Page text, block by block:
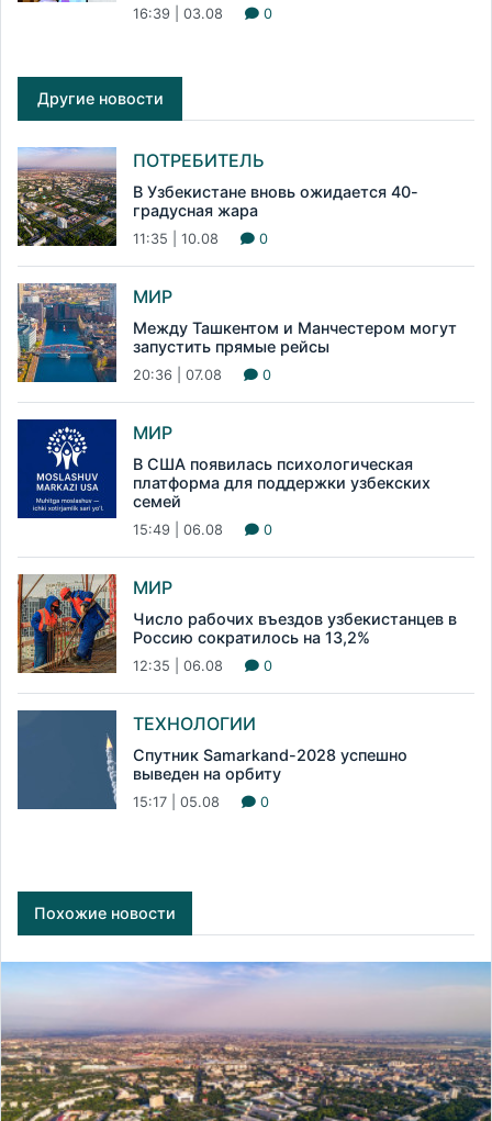
16:39 | 03.08 0
Другие новости
ПОТРЕБИТЕЛЬ
В Узбекистане вновь ожидается 40-
градусная жара
11:35 | 10.08 0
МИР
Между Ташкентом и Манчестером могут
запустить прямые рейсы
20:36 | 07.08 0
МИР
В США появилась психологическая
платформа для поддержки узбекских
семей
15:49 | 06.08 0
МИР
Число рабочих въездов узбекистанцев в
Россию сократилось на 13,2%
12:35 | 06.08 0
ТЕХНОЛОГИИ
Спутник Samarkand-2028 успешно
выведен на орбиту
15:17 | 05.08 0
Похожие новости